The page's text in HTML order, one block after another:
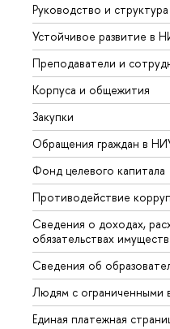
Руководство и структура
Устойчивое развитие в
Преподаватели и
Корпуса и общежития
Закупки
Обращения граждан в
Фонд целевого капитала
Противодействие
Сведения о доходах,
обязательствах
Сведения об
Людям с ограниченными
Единая платежная